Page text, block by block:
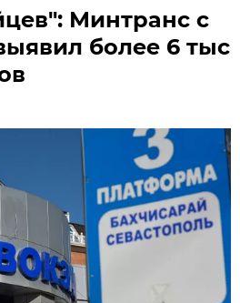
Минтранс с
более 6 тыс